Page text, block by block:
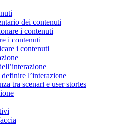
dei contenuti
i contenuti
i contenuti
i contenuti
l’interazione
tra scenari e user stories